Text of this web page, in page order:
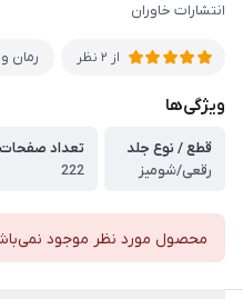
انتشارات خاوران
از 2 نظر رمان
ویژگی‌ها
قطع / نوع جلد
رقعی/شومیز
تعداد صفحات
222
محصول مورد نظر موجود